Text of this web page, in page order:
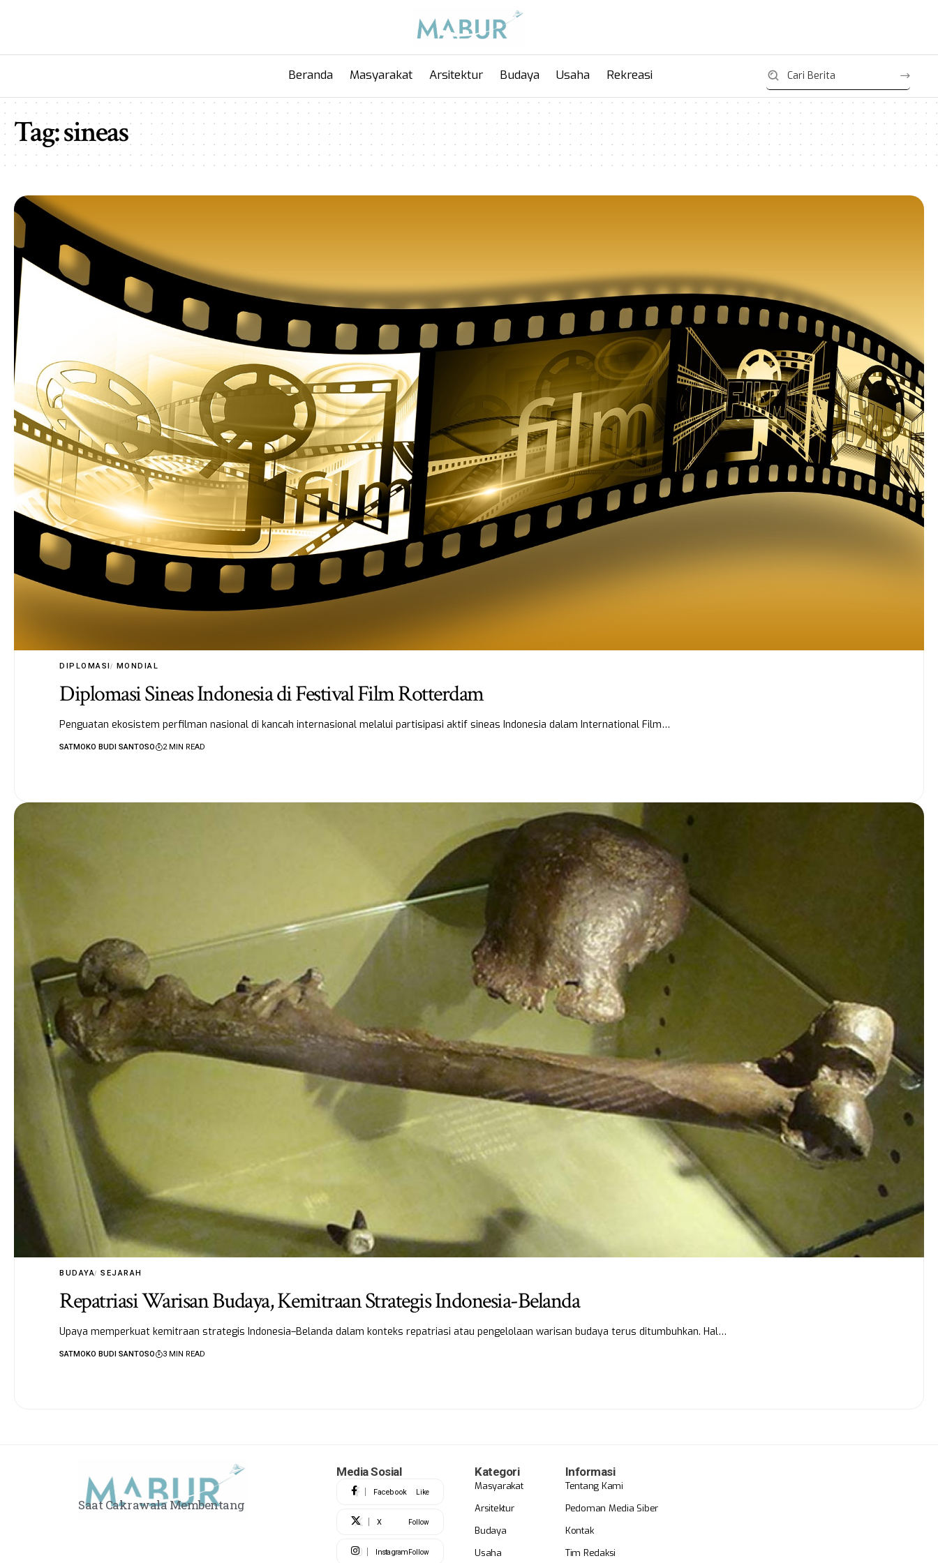
Beranda Masyarakat Arsitektur Budaya Usaha Rekreasi
Tag:sineas
DIPLOMASI MONDIAL
Diplomasi Sineas Indonesia di Festival Film Rotterdam
Penguatan ekosistem perfilman nasional di kancah internasional melalui partisipasi aktif sineas Indonesia dalam International Film…
SATMOKO BUDI SANTOSO 2 MIN READ
BUDAYA SEJARAH
Repatriasi Warisan Budaya, Kemitraan Strategis Indonesia-Belanda
Upaya memperkuat kemitraan strategis Indonesia–Belanda dalam konteks repatriasi atau pengelolaan warisan budaya terus ditumbuhkan. Hal…
SATMOKO BUDI SANTOSO 3 MIN READ
Saat Cakrawala Membentang
Media Sosial
Facebook Like
X Follow
Instagram Follow
Kategori
Masyarakat
Arsitektur
Budaya
Usaha
Informasi
Tentang Kami
Pedoman Media Siber
Kontak
Tim Redaksi